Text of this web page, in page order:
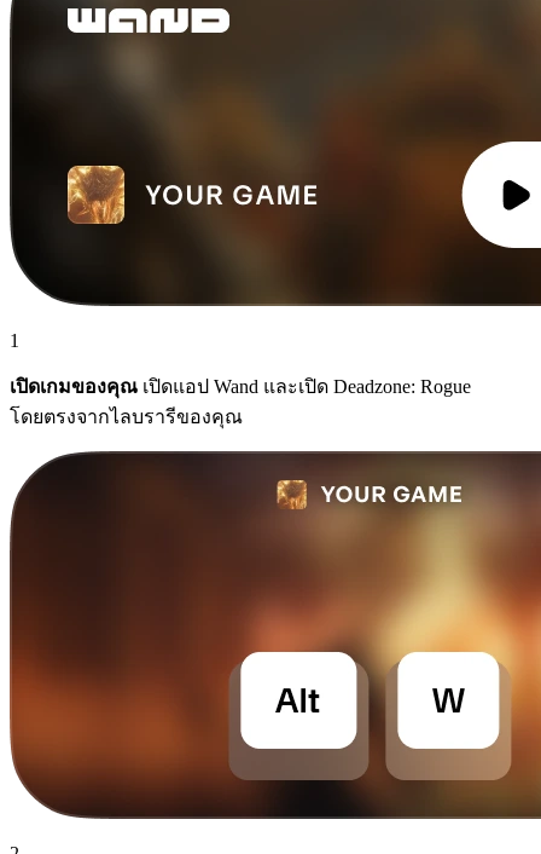
1
เปิดเกมของคุณ เปิดแอป Wand และเปิด Deadzone: Rogue
โดยตรงจากไลบรารีของคุณ